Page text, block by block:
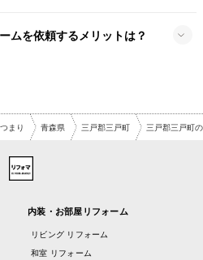
ムを依頼するメリットは？
まり 青森県 三戸郡三戸町 三戸郡三戸町
内装・お部屋リフォーム
リビング リフォーム
和室 リフォーム